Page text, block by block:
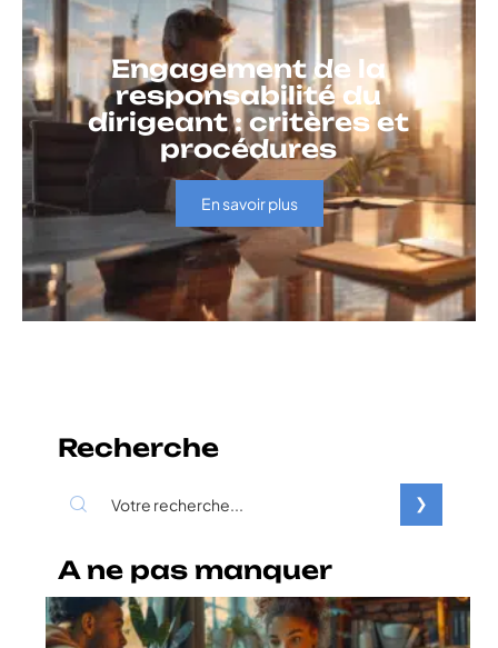
Engagement de la
responsabilité du
dirigeant : critères et
procédures
En savoir plus
Recherche
A ne pas manquer